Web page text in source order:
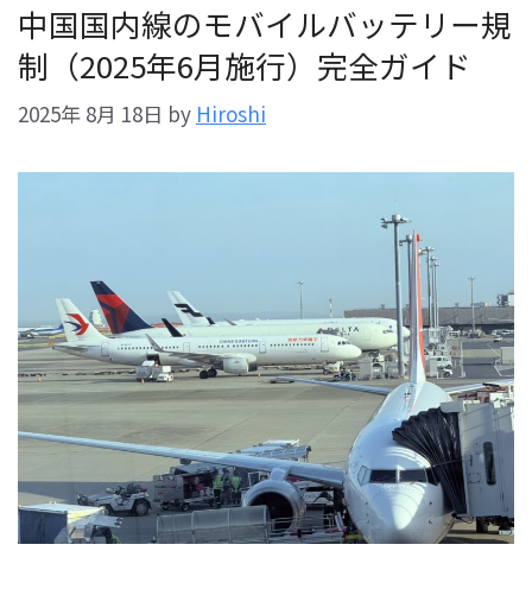
中国国内線のモバイルバッテリー規
制（2025年6月施行）完全ガイド
2025年 8月 18日 by Hiroshi